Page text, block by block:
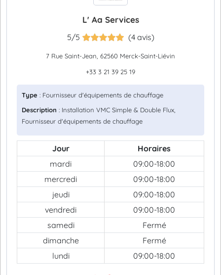
L' Aa Services
5/5 (4 avis)
7 Rue Saint-Jean, 62560 Merck-Saint-Liévin
+33 3 21 39 25 19
Type : Fournisseur d'équipements de chauffage
Description : Installation VMC Simple & Double Flux,
Fournisseur d'équipements de chauffage
Jour
Horaires
mardi
09:00-18:00
mercredi
09:00-18:00
jeudi
09:00-18:00
vendredi
09:00-18:00
samedi
Fermé
dimanche
Fermé
lundi
09:00-18:00